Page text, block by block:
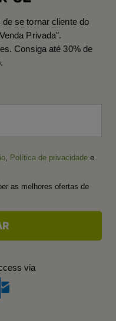
se tornar cliente do
Privada".
Consiga até 30% de
Política de privacidade e
as melhores ofertas de
via